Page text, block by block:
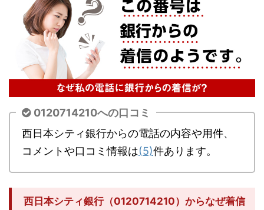
0120714210への口コミ
西日本シティ銀行からの電話の内容や用件、
コメントや口コミ情報は(5)件あります。
西日本シティ銀行（0120714210）からなぜ着信